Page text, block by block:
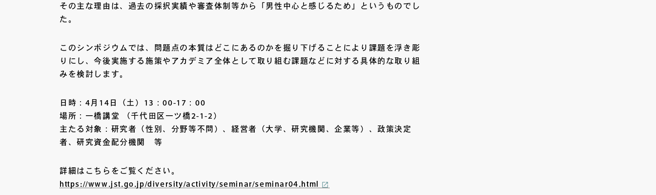
その主な理由は、過去の採択実績や審査体制等から「男性中心と感じるため」というものでし
た。
このシンポジウムでは、問題点の本質はどこにあるのかを掘り下げることにより課題を浮き彫
りにし、今後実施する施策やアカデミア全体として取り組む課題などに対する具体的な取り組
みを検討します。
日時：4月14日（土）13：00-17：00
場所：一橋講堂 （千代田区一ツ橋2-1-2）
主たる対象：研究者（性別、分野等不問）、経営者（大学、研究機関、企業等）、政策決定
者、研究資金配分機関 等
詳細はこちらをご覧ください。
https://www.jst.go.jp/diversity/activity/seminar/seminar04.html